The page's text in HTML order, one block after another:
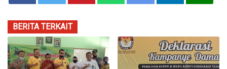
BERITA TERKAIT